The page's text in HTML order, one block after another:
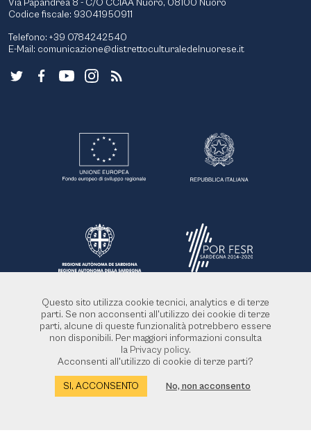
Via Papandrea 8 - C/O CCIAA Nuoro, 08100 Nuoro
Codice fiscale: 93041950911
Telefono: +39 0784242540
E-Mail: comunicazione@distrettoculturaledelnuorese.it
Progetto finanziato dall’Unione Europea POR FESR 2014-2020 - Azione 6.8.3 Scheda 2.1. Le
Questo sito utilizza cookie tecnici, analytics e di terze
parti. Se non acconsenti all'utilizzo dei cookie di terze
parti, alcune di queste funzionalità potrebbero essere
non disponibili. Per maggiori informazioni consulta
la Privacy policy.
Acconsenti all'utilizzo di cookie di terze parti?
SI, ACCONSENTO No, non acconsento